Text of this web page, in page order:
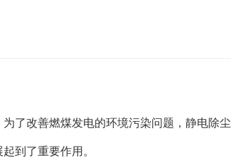
了改善燃煤发电的环境污染问题，静电除尘
到了重要作用。